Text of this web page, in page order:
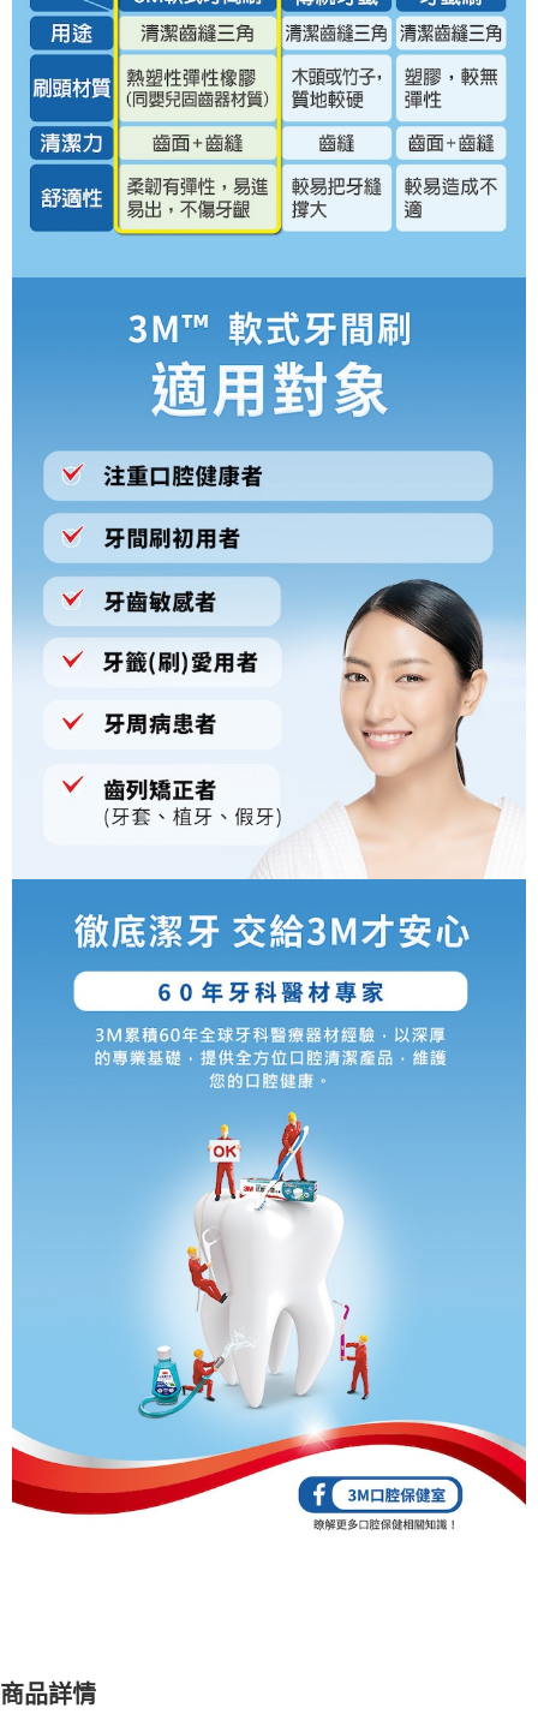
商品詳情